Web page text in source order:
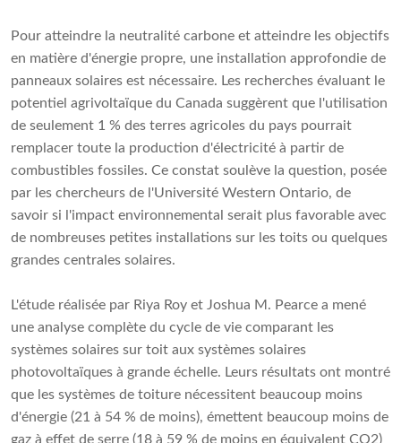
Pour atteindre la neutralité carbone et atteindre les objectifs
en matière d'énergie propre, une installation approfondie de
panneaux solaires est nécessaire. Les recherches évaluant le
potentiel agrivoltaïque du Canada suggèrent que l'utilisation
de seulement 1 % des terres agricoles du pays pourrait
remplacer toute la production d'électricité à partir de
combustibles fossiles. Ce constat soulève la question, posée
par les chercheurs de l'Université Western Ontario, de
savoir si l'impact environnemental serait plus favorable avec
de nombreuses petites installations sur les toits ou quelques
grandes centrales solaires.
L'étude réalisée par Riya Roy et Joshua M. Pearce a mené
une analyse complète du cycle de vie comparant les
systèmes solaires sur toit aux systèmes solaires
photovoltaïques à grande échelle. Leurs résultats ont montré
que les systèmes de toiture nécessitent beaucoup moins
d'énergie (21 à 54 % de moins), émettent beaucoup moins de
gaz à effet de serre (18 à 59 % de moins en équivalent CO2)